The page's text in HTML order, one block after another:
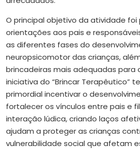
O principal objetivo da atividade foi
orientações aos pais e
as diferentes fases do
neuropsicomotor das crianças,
brincadeiras mais adequadas para
iniciativa do “Brincar Terapêutico”
primordial incentivar o
fortalecer os vínculos entre pais e
interação lúdica, criando laços
ajudam a proteger as crianças
vulnerabilidade social que afetam